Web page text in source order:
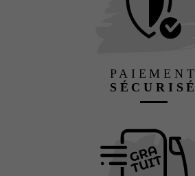
PAIEMENT
SÉCURISÉ